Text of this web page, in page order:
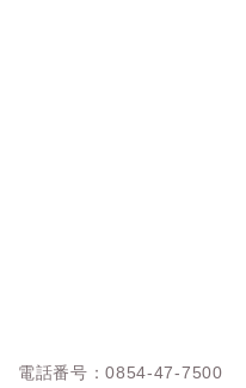
電話番号：0854-47-7500